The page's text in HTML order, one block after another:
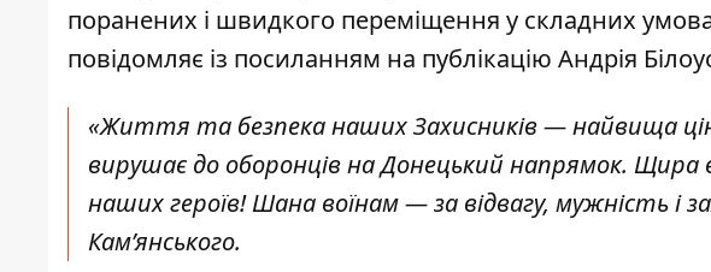
поранених і швидкого переміщення у складних
повідомляє із посиланням на публікацію Андрія
«Життя та безпека наших Захисників — найвища
вирушає до оборонців на Донецький напрямок.
наших героїв! Шана воїнам — за відвагу, мужність і
Кам’янського.